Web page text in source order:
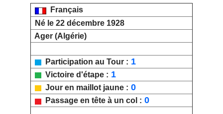
Français
Né le 22 décembre 1928
Ager (Algérie)
Participation au Tour : 1
Victoire d'étape : 1
Jour en maillot jaune : 0
Passage en tête à un col : 0